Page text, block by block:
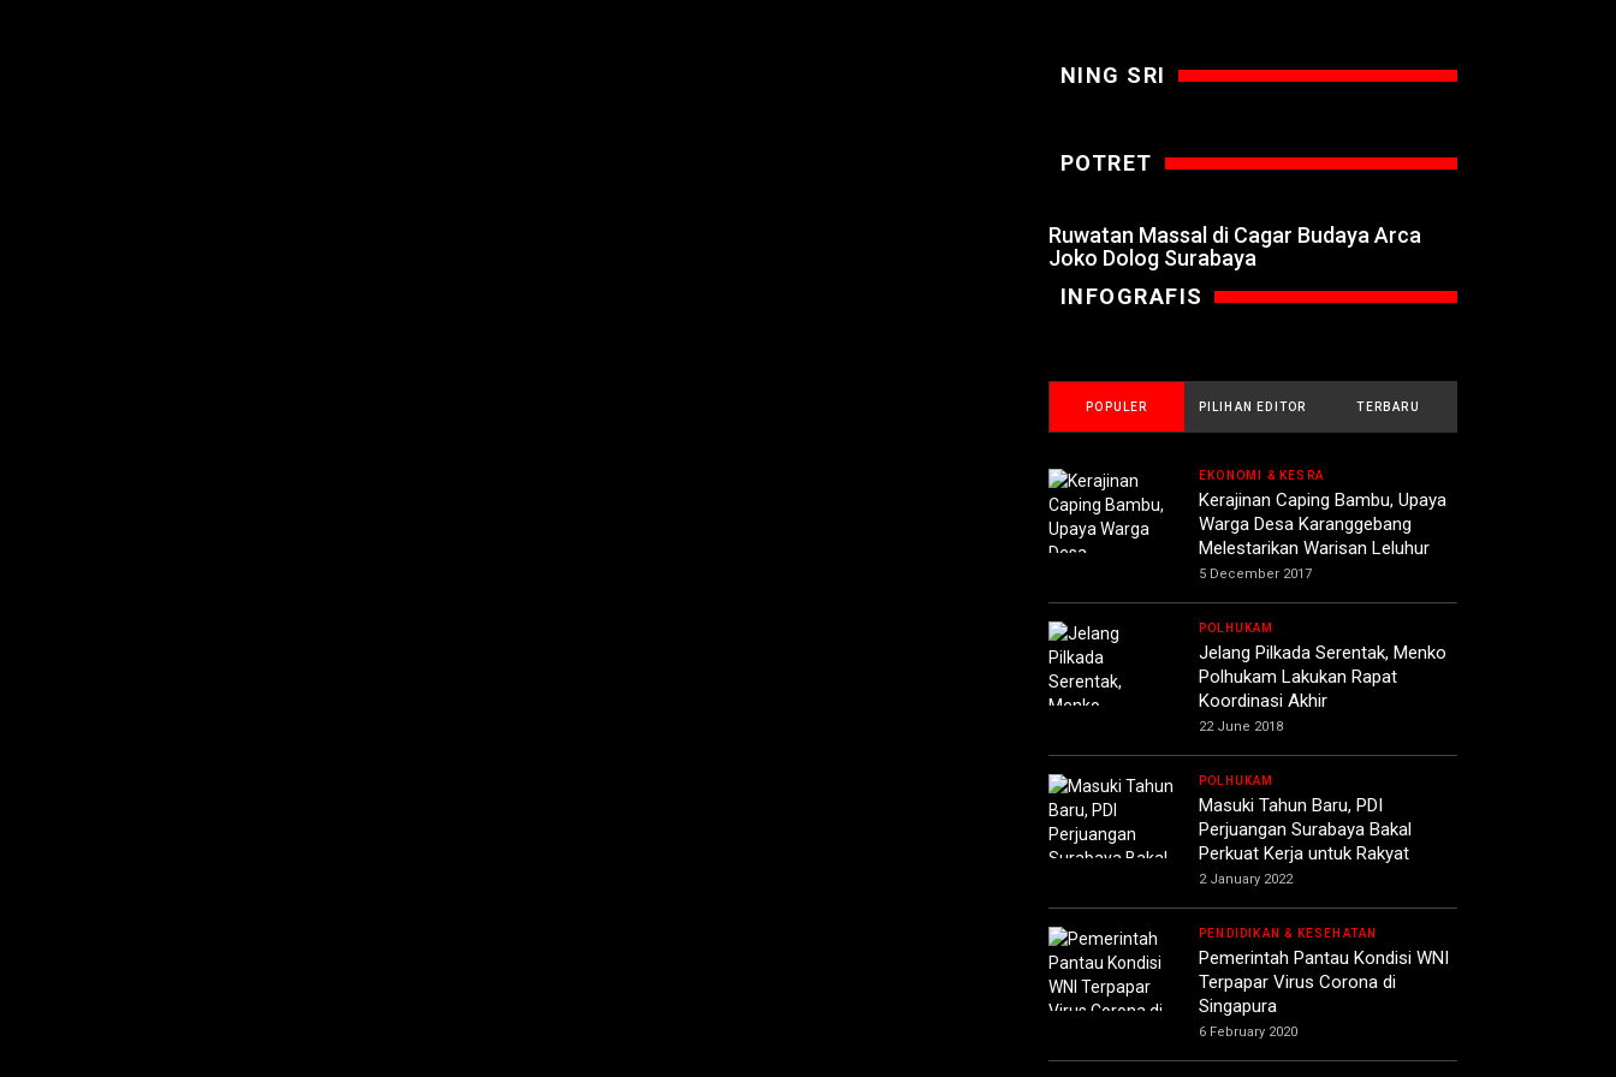
NING SRI
POTRET
Ruwatan Massal di Cagar Budaya Arca
Joko Dolog Surabaya
INFOGRAFIS
POPULER PILIHAN EDITOR TERBARU
EKONOMI & KESRA
Kerajinan Caping Bambu, Upaya
Warga Desa Karanggebang
Melestarikan Warisan Leluhur
5 December 2017
POLHUKAM
Jelang Pilkada Serentak, Menko
Polhukam Lakukan Rapat
Koordinasi Akhir
22 June 2018
POLHUKAM
Masuki Tahun Baru, PDI
Perjuangan Surabaya Bakal
Perkuat Kerja untuk Rakyat
2 January 2022
PENDIDIKAN & KESEHATAN
Pemerintah Pantau Kondisi WNI
Terpapar Virus Corona di
Singapura
6 February 2020